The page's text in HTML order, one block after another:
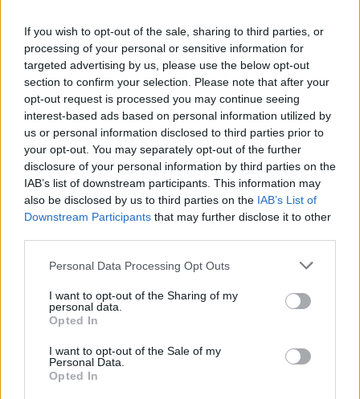
If you wish to opt-out of the sale, sharing to third parties, or
processing of your personal or sensitive information for
targeted advertising by us, please use the below opt-out
section to confirm your selection. Please note that after your
opt-out request is processed you may continue seeing
interest-based ads based on personal information utilized by
us or personal information disclosed to third parties prior to
your opt-out. You may separately opt-out of the further
disclosure of your personal information by third parties on the
IAB’s list of downstream participants. This information may
also be disclosed by us to third parties on the IAB’s List of
Downstream Participants that may further disclose it to other
Please note that this website/app uses one or more Google
not limited to your visit or usage behaviour. You may click to
grant or deny consent to Google and its third-party tags to
use your data for below specified purposes in below Google
consent section.
Personal Data Processing Opt Outs
I want to opt-out of the Sharing of my
personal data.
Opted In
I want to opt-out of the Sale of my
Personal Data.
Opted In
transferze
2026-07-28 08:53
Przyszłość Macieja Kuziemki była jednym z tematów rozmowy
Jarosława Królewskiego na kanale YouTube Meczyków. Prezes
Wisły Kraków nie pozostawił większych wątpliwości - klub nie
zamierza obecnie rozważać sprzedaży utalentowanego piłkarza.
Zamiast tego chce stworzyć mu warunki do da...
Czytaj więcej
Wisła Kraków
przedłuży
Jarosław Królewski
piłkarzy
2026-07-27 20:30